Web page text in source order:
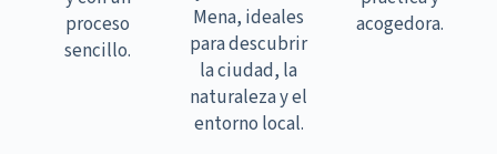
proceso
sencillo.
Mena, ideales
para descubrir
la ciudad, la
naturaleza y el
entorno local.
acogedora.